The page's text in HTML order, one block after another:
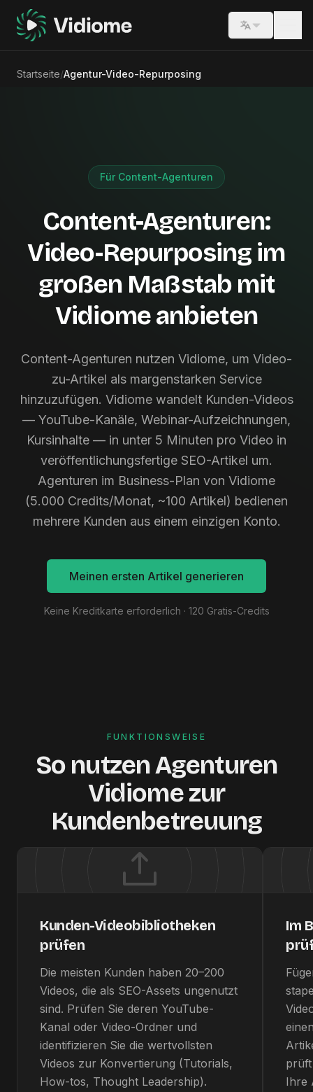
Switch
Startseite/Agentur-Video-Repurposing
Für Content-Agenturen
Content-Agenturen:
Video-Repurposing im
großen Maßstab mit
Vidiome anbieten
Content-Agenturen nutzen Vidiome, um Video-
zu-Artikel als margenstarken Service
hinzuzufügen. Vidiome wandelt Kunden-Videos
— YouTube-Kanäle, Webinar-Aufzeichnungen,
Kursinhalte — in unter 5 Minuten pro Video in
veröffentlichungsfertige SEO-Artikel um.
Agenturen im Business-Plan von Vidiome
(5.000 Credits/Monat, ~100 Artikel) bedienen
mehrere Kunden aus einem einzigen Konto.
Meinen ersten Artikel generieren
Keine Kreditkarte erforderlich · 120 Gratis-Credits
FUNKTIONSWEISE
So nutzen Agenturen
Vidiome zur
Kundenbetreuung
Kunden-Videobibliotheken
prüfen
Die meisten Kunden haben 20–200
Videos, die als SEO-Assets ungenutzt
sind. Prüfen Sie deren YouTube-
Kanal oder Video-Ordner und
identifizieren Sie die wertvollsten
Videos zur Konvertierung (Tutorials,
How-tos, Thought Leadership).
Im
Ihre